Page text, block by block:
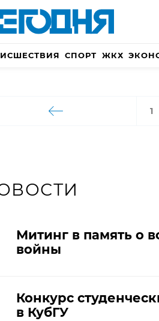
СПОРТ ЖКХ
1
Митинг в память о
войны
Конкурс
в КубГУ